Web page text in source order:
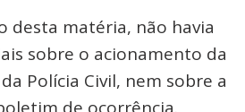
desta matéria, não havia
sobre o acionamento da
Polícia Civil, nem sobre a
de ocorrência.